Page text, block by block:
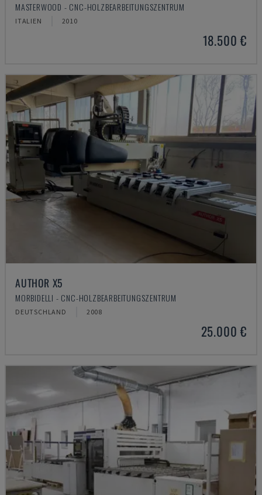
MASTERWOOD - CNC-HOLZBEARBEITUNGSZENTRUM
ITALIEN 2010
18.500 €
AUTHOR X5
MORBIDELLI - CNC-HOLZBEARBEITUNGSZENTRUM
DEUTSCHLAND 2008
25.000 €